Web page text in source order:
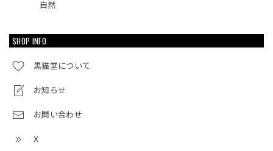
自然
SHOP INFO
黒猫堂について
お知らせ
お問い合わせ
X